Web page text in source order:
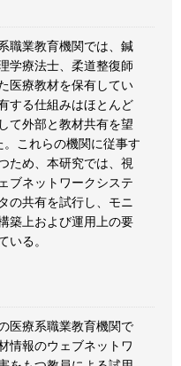
職業教育機関では、鍼
学療法士、柔道整復師
医療教材を保有してい
する仕組みはほとんど
て外部と教材共有を望
これらの機関に従事す
ため、本研究では、視
ブネットワークシステ
の共有を試行し、モニ
築上および運用上の要
いる。
医療系職業教育機関で
情報のウェブネットワ